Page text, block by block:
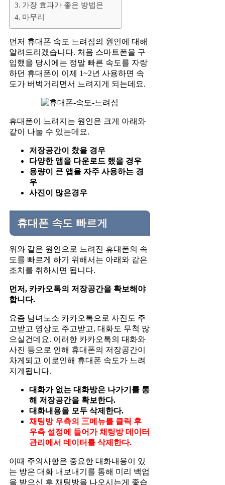
가장 효과가 좋은 방법은
마무리
먼저 휴대폰 속도 느려짐의 원인에 대해
알려드리겠습니다. 처음 스마트폰을 구
입했을 당시에는 정말 빠른 속도를 자랑
하던 휴대폰이 이제 1~2년 사용하면 속
도가 버벅거리면서 느려지게 되는데요.
휴대폰이 느려지는 원인은 크게 아래와
같이 나눌 수 있는데요.
저장공간이 찼을 경우
다양한 앱을 다운로드 했을 경우
용량이 큰 앱을 자주 사용하는 경
우
사진이 많은경우
휴대폰 속도 빠르게
위와 같은 원인으로 느려진 휴대폰의 속
도를 빠르게 하기 위해서는 아래와 같은
조치를 취하시면 됩니다.
먼저, 카카오톡의 저장공간을 확보해야
합니다.
요즘 남녀노소 카카오톡으로 사진도 주
고받고 영상도 주고받고, 대화도 무척 많
으실건데요. 이러한 카카오톡의 대화와
사진 등으로 인해 휴대폰의 저장공간이
차게되고 이로인해 휴대폰 속도가 느려
지게됩니다.
대화가 없는 대화방은 나가기를 통
해 저장공간을 확보한다.
대화내용을 모두 삭제한다.
채팅방 우측의 三메뉴를 클릭 후
우측 설정에 들어가 채팅방 데이터
관리에서 데이터를 삭제한다.
이때 주의사항은 중요한 대화내용이 있
는 방은 대화 내보내기를 통해 미리 백업
을 받으신 후 채팅방을 나오시는게 좋습